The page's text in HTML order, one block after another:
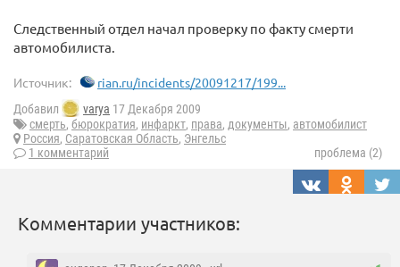
Следственный отдел начал проверку по факту смерти
автомобилиста.
Источник: rian.ru/incidents/20091217/199...
Добавил varya 17 Декабря 2009
смерть, бюрократия, инфаркт, права, документы, автомобилист
Россия, Саратовская Область, Энгельс
1 комментарий
проблема (2)
Комментарии участников: